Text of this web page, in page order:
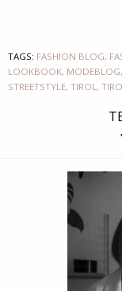
TAGS: FASHION BLOG,
LOOKBOOK, MODEBLOG,
STREETSTYLE, TIROL,